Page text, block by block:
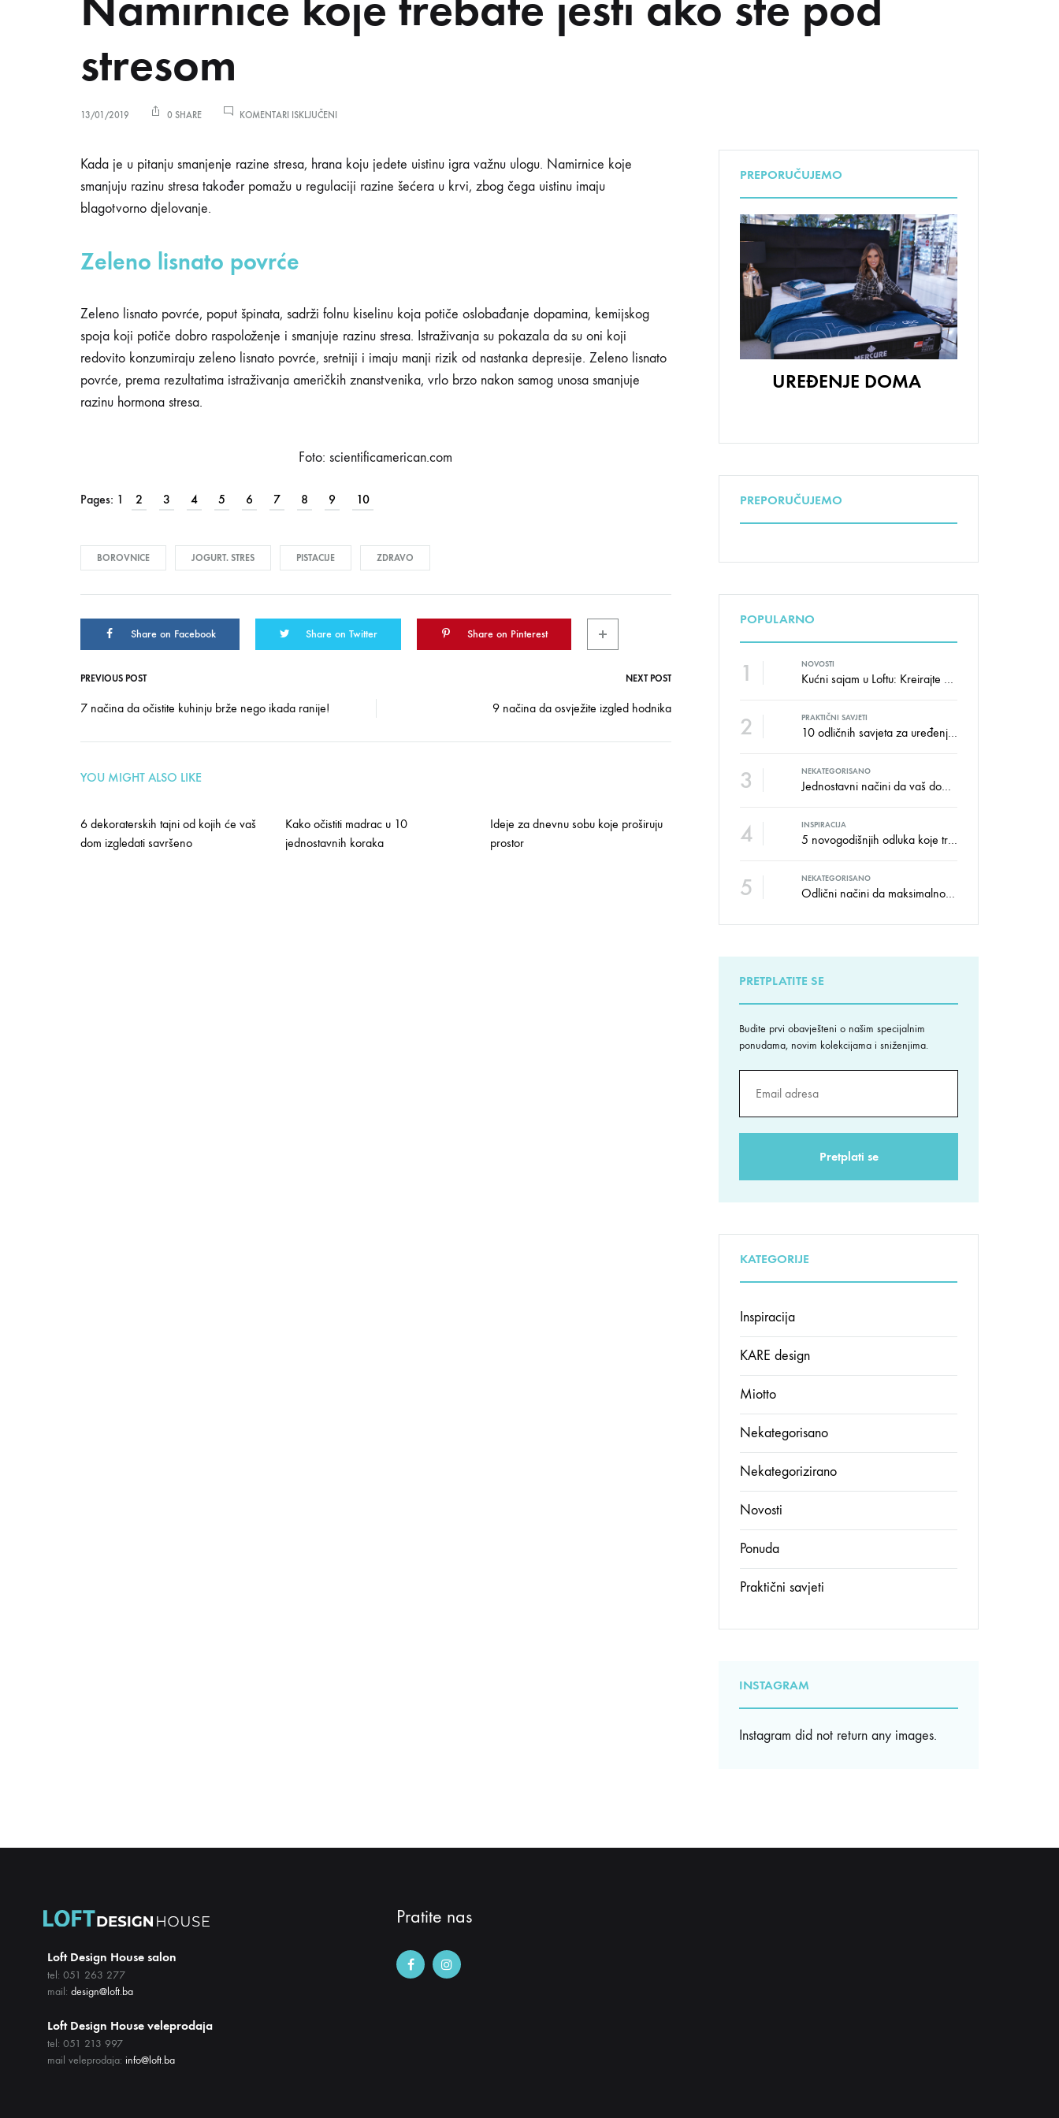
NOVOSTI INSPIRACIJA PRAKTIČNI SAVJETI PONUDA
stresom
13/01/2019 0 SHARE KOMENTARI ISKLJUČENI
TREBATE
JESTI
AKO
Namirnice
koje
jesti
ako
pod
stresom
13/01/2019
ISKLJUČENI
ZA
KOJE
JESTI
STRESOM
Kada je u pitanju smanjenje razine stresa, hrana koju jedete uistinu igra važnu ulogu. Namirnice koje
smanjuju razinu stresa također pomažu u regulaciji razine šećera u krvi, zbog čega uistinu imaju
blagotvorno djelovanje.
Zeleno lisnato povrće
Zeleno lisnato povrće, poput špinata, sadrži folnu kiselinu koja potiče oslobađanje dopamina, kemijskog
spoja koji potiče dobro raspoloženje i smanjuje razinu stresa. Istraživanja su pokazala da su oni koji
redovito konzumiraju zeleno lisnato povrće, sretniji i imaju manji rizik od nastanka depresije. Zeleno lisnato
povrće, prema rezultatima istraživanja američkih znanstvenika, vrlo brzo nakon samog unosa smanjuje
razinu hormona stresa.
Foto: scientificamerican.com
Pages: 1 2 3 4 5 6 7 8 9 10
BOROVNICE JOGURT. STRES PISTACIJE ZDRAVO
Share on Facebook Share on Twitter Share on Pinterest
Post
navigation
PREVIOUS POST NEXT POST
7 načina da očistite kuhinju brže nego ikada ranije! 9 načina da osvježite izgled hodnika
YOU MIGHT ALSO LIKE
6 dekoraterskih tajni od kojih će vaš
dom izgledati savršeno
Kako očistiti madrac u 10
jednostavnih koraka
Ideje za dnevnu sobu koje proširuju
prostor
PREPORUČUJEMO
UREĐENJE DOMA
PREPORUČUJEMO
POPULARNO
1 NOVOSTI
Kućni sajam u Loftu: Kreirajte dom sa stilom i udobnošću uz velike uštede!
2 PRAKTIČNI SAVJETI
10 odličnih savjeta za uređenje dječije sobe
3 NEKATEGORISANO
Jednostavni načini da vaš dom izgleda kao salon namještaja
4 INSPIRACIJA
5 novogodišnjih odluka koje trebate donijeti u vezi izgleda doma
5 NEKATEGORISANO
Odlični načini da maksimalno iskoristite male prostore
PRETPLATITE SE
Budite prvi obavješteni o našim specijalnim
ponudama, novim kolekcijama i sniženjima.
KATEGORIJE
Inspiracija
KARE design
Miotto
Nekategorisano
Nekategorizirano
Novosti
Ponuda
Praktični savjeti
INSTAGRAM
Instagram did not return any images.
Loft Design House salon
tel: 051 263 277
mail: design@loft.ba
Loft Design House veleprodaja
tel: 051 213 997
mail veleprodaja: info@loft.ba
Pratite nas